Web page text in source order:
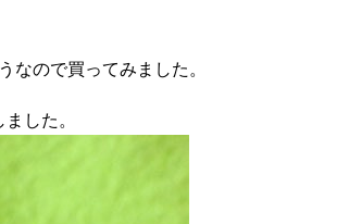
ので買ってみました。
した。